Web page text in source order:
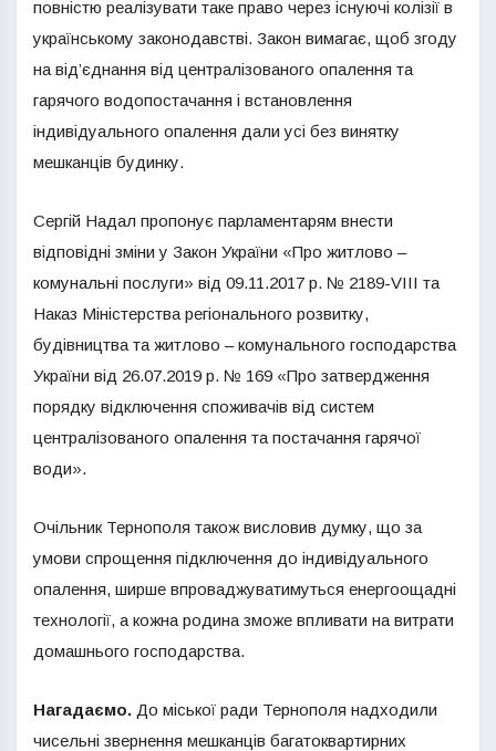
повністю реалізувати таке право через існуючі колізії в
українському законодавстві. Закон вимагає, щоб згоду
на від’єднання від централізованого опалення та
гарячого водопостачання і встановлення
індивідуального опалення дали усі без винятку
мешканців будинку.
Сергій Надал пропонує парламентарям внести
відповідні зміни у Закон України «Про житлово –
комунальні послуги» від 09.11.2017 р. № 2189-VIII та
Наказ Міністерства регіонального розвитку,
будівництва та житлово – комунального господарства
України від 26.07.2019 р. № 169 «Про затвердження
порядку відключення споживачів від систем
централізованого опалення та постачання гарячої
води».
Очільник Тернополя також висловив думку, що за
умови спрощення підключення до індивідуального
опалення, ширше впроваджуватимуться енергоощадні
технології, а кожна родина зможе впливати на витрати
домашнього господарства.
Нагадаємо. До міської ради Тернополя надходили
чисельні звернення мешканців багатоквартирних